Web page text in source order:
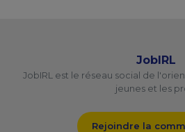
JobIRL
JobIRL est le réseau social de
jeunes et les
Rejoindre la